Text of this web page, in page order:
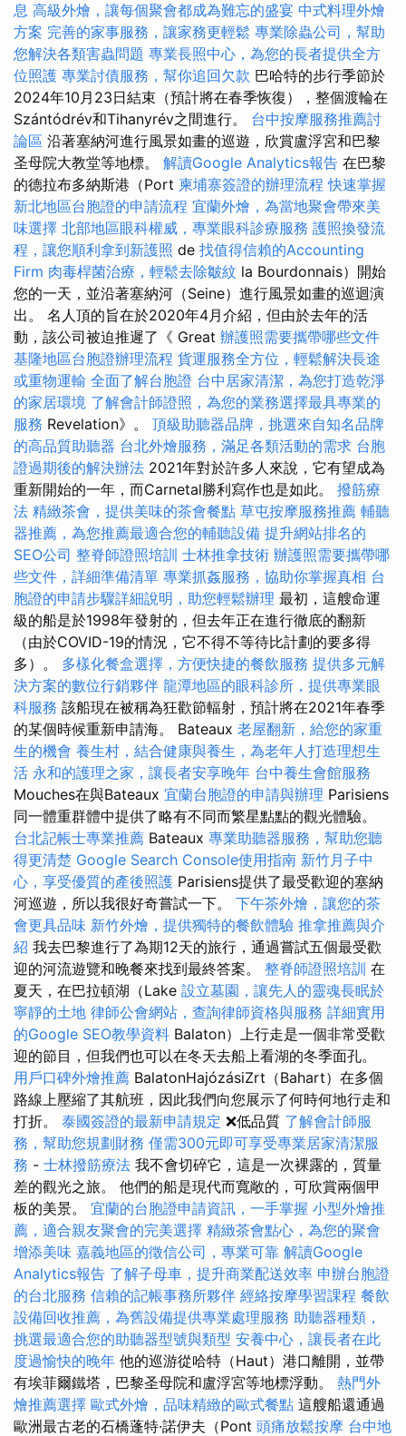
息 高級外燴，讓每個聚會都成為難忘的盛宴 中式料理外燴
方案 完善的家事服務，讓家務更輕鬆 專業除蟲公司，幫助
您解決各類害蟲問題 專業長照中心，為您的長者提供全方
位照護 專業討債服務，幫你追回欠款 巴哈特的步行季節於
2024年10月23日結束（預計將在春季恢復），整個渡輪在
Szántódrév和Tihanyrév之間進行。 台中按摩服務推薦討
論區 沿著塞納河進行風景如畫的巡遊，欣賞盧浮宮和巴黎
圣母院大教堂等地標。 解讀Google Analytics報告 在巴黎
的德拉布多納斯港（Port 柬埔寨簽證的辦理流程 快速掌握
新北地區台胞證的申請流程 宜蘭外燴，為當地聚會帶來美
味選擇 北部地區眼科權威，專業眼科診療服務 護照換發流
程，讓您順利拿到新護照 de 找值得信賴的Accounting
Firm 肉毒桿菌治療，輕鬆去除皺紋 la Bourdonnais）開始
您的一天，並沿著塞納河（Seine）進行風景如畫的巡迴演
出。 名人頂的旨在於2020年4月介紹，但由於去年的活
動，該公司被迫推遲了《 Great 辦護照需要攜帶哪些文件
基隆地區台胞證辦理流程 貨運服務全方位，輕鬆解決長途
或重物運輸 全面了解台胞證 台中居家清潔，為您打造乾淨
的家居環境 了解會計師證照，為您的業務選擇最具專業的
服務 Revelation》。 頂級助聽器品牌，挑選來自知名品牌
的高品質助聽器 台北外燴服務，滿足各類活動的需求 台胞
證過期後的解決辦法 2021年對於許多人來說，它有望成為
重新開始的一年，而Carnetal勝利寫作也是如此。 撥筋療
法 精緻茶會，提供美味的茶會餐點 草屯按摩服務推薦 輔聽
器推薦，為您推薦最適合您的輔聽設備 提升網站排名的
SEO公司 整脊師證照培訓 士林推拿技術 辦護照需要攜帶哪
些文件，詳細準備清單 專業抓姦服務，協助你掌握真相 台
胞證的申請步驟詳細說明，助您輕鬆辦理 最初，這艘命運
級的船是於1998年發射的，但去年正在進行徹底的翻新
（由於COVID-19的情況，它不得不等待比計劃的要多得
多）。 多樣化餐盒選擇，方便快捷的餐飲服務 提供多元解
決方案的數位行銷夥伴 龍潭地區的眼科診所，提供專業眼
科服務 該船現在被稱為狂歡節輻射，預計將在2021年春季
的某個時候重新申請海。 Bateaux 老屋翻新，給您的家重
生的機會 養生村，結合健康與養生，為老年人打造理想生
活 永和的護理之家，讓長者安享晚年 台中養生會館服務
Mouches在與Bateaux 宜蘭台胞證的申請與辦理 Parisiens
同一體重群體中提供了略有不同而繁星點點的觀光體驗。
台北記帳士專業推薦 Bateaux 專業助聽器服務，幫助您聽
得更清楚 Google Search Console使用指南 新竹月子中
心，享受優質的產後照護 Parisiens提供了最受歡迎的塞納
河巡遊，所以我很好奇嘗試一下。 下午茶外燴，讓您的茶
會更具品味 新竹外燴，提供獨特的餐飲體驗 推拿推薦與介
紹 我去巴黎進行了為期12天的旅行，通過嘗試五個最受歡
迎的河流遊覽和晚餐來找到最終答案。 整脊師證照培訓 在
夏天，在巴拉頓湖（Lake 設立墓園，讓先人的靈魂長眠於
寧靜的土地 律師公會網站，查詢律師資格與服務 詳細實用
的Google SEO教學資料 Balaton）上行走是一個非常受歡
迎的節目，但我們也可以在冬天去船上看湖的冬季面孔。
用戶口碑外燴推薦 BalatonHajózásiZrt（Bahart）在多個
路線上壓縮了其航班，因此我們向您展示了何時何地行走和
打折。 泰國簽證的最新申請規定 ❌低品質 了解會計師服
務，幫助您規劃財務 僅需300元即可享受專業居家清潔服
務 - 士林撥筋療法 我不會切碎它，這是一次裸露的，質量
差的觀光之旅。 他們的船是現代而寬敞的，可欣賞兩個甲
板的美景。 宜蘭的台胞證申請資訊，一手掌握 小型外燴推
薦，適合親友聚會的完美選擇 精緻茶會點心，為您的聚會
增添美味 嘉義地區的徵信公司，專業可靠 解讀Google
Analytics報告 了解子母車，提升商業配送效率 申辦台胞證
的台北服務 信賴的記帳事務所夥伴 經絡按摩學習課程 餐飲
設備回收推薦，為舊設備提供專業處理服務 助聽器種類，
挑選最適合您的助聽器型號與類型 安養中心，讓長者在此
度過愉快的晚年 他的巡游從哈特（Haut）港口離開，並帶
有埃菲爾鐵塔，巴黎圣母院和盧浮宮等地標浮動。 熱門外
燴推薦選擇 歐式外燴，品味精緻的歐式餐點 這艘船還通過
歐洲最古老的石橋蓬特·諾伊夫（Pont 頭痛放鬆按摩 台中地